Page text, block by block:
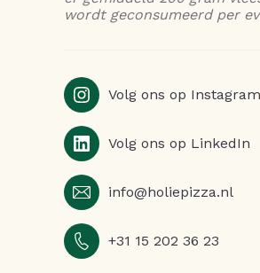
wordt geconsumeerd per
Volg ons op Instagram
Volg ons op LinkedIn
info@holiepizza.nl
+31 15 202 36 23